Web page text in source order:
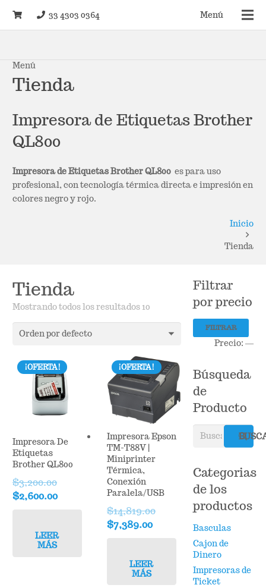
33 4303 0364 Menú
Menú
Tienda
Impresora de Etiquetas Brother
QL800
Impresora de Etiquetas Brother QL800 es para uso
profesional, con tecnología térmica directa e impresión en
colores negro y rojo.
Inicio
Tienda
Tienda
Mostrando todos los resultados 10
¡OFERTA!
Impresora De
Etiquetas
Brother QL800
$3,200.00
Original
$3,200.00.
$2,600.00Current
$2,600.00.
LEER
MÁS
¡OFERTA!
Impresora Epson
TM-T88V |
Miniprinter
Térmica,
Conexión
Paralela/USB
$14,819.00
Original
$14,819.00.
$7,389.00Current
$7,389.00.
LEER
MÁS
Filtrar
por precio
FILTRAR
Precio: —
Búsqueda
de
Producto
Buscar
Categorias
de los
productos
Basculas
Cajon de
Dinero
Impresoras de
Ticket